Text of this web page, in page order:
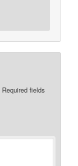
Required fields